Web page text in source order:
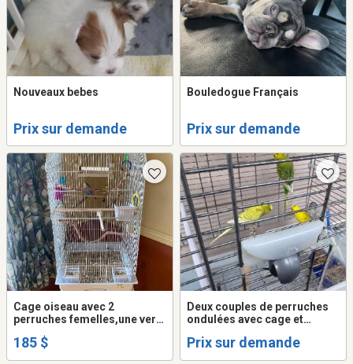
Nouveaux bebes
Prix sur demande
Bouledogue Français
Prix sur demande
Cage oiseau avec 2
perruches femelles,une verte
accessoires
185 $
Deux couples de perruches
ondulées avec cage et
Prix sur demande